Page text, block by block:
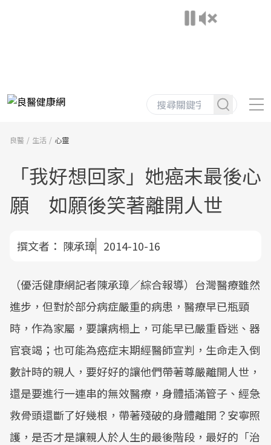
良醫 生活 心靈
「我好想回家」她癌末最後心
願 如願後笑著離開人世
撰文者： 陳承璋 2014-10-16
（優活健康網記者陳承璋／綜合報導）台灣醫療雖然
進步，但對於部分病症嚴重的病患，醫療早已瓶頸
時，作為家屬，要讓病榻上，可能早已嚴重昏迷、器
官衰竭；也可能為癌症末期經醫師宣判，生命走入倒
數計時的親人，要好好的讓他們帶著尊嚴離開人世，
還是要進行一連串的無效醫療，身體插滿管子、經急
救骨頭還斷了好幾根，帶著殘破的身體離開？安寧照
護，是否才是讓親人於人生的最後階段，最好的「治